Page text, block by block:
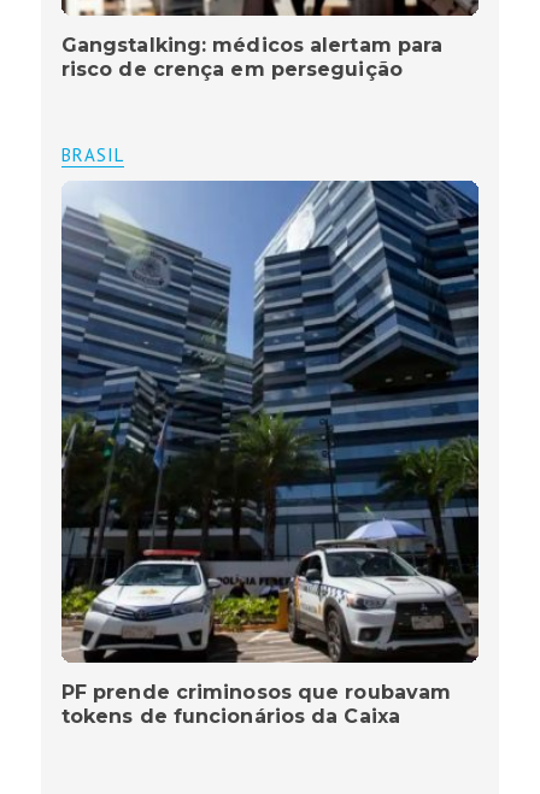
Gangstalking: médicos alertam para
risco de crença em perseguição
BRASIL
PF prende criminosos que roubavam
tokens de funcionários da Caixa